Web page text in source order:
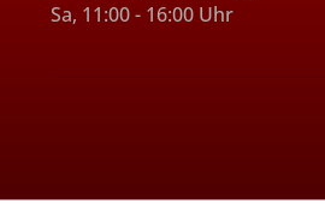
Sa, 11:00 - 16:00 Uhr